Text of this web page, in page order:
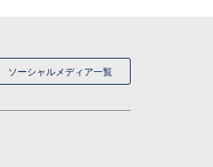
ソーシャルメディア一覧